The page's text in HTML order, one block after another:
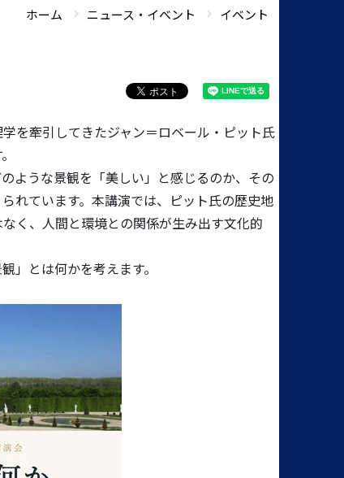
ホーム ニュース・イベント イベント
を牽引してきたジャン＝ロベール・ピット氏
ような景観を「美しい」と感じるのか、その
れています。本講演では、ピット氏の歴史地
く、人間と環境との関係が生み出す文化的
」とは何かを考えます。